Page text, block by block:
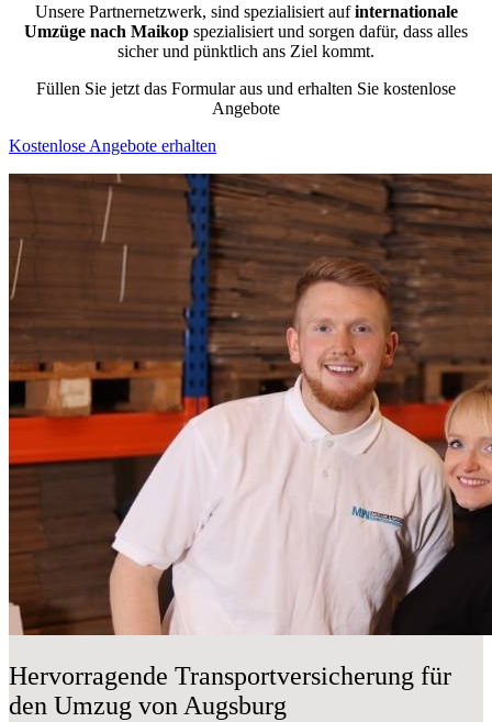
Unsere Partnernetzwerk, sind spezialisiert aufinternationale
Umzüge nach Maikop spezialisiert und sorgen dafür, dass alles
sicher und pünktlich ans Ziel kommt.
Füllen Sie jetzt das Formular aus und erhalten Sie kostenlose
Angebote
Kostenlose Angebote erhalten
Hervorragende Transportversicherung für
den Umzug von Augsburg